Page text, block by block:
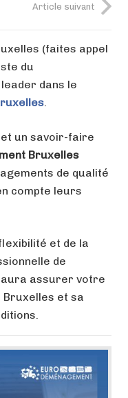
Article suivant
(faites appel
du
dans le
.
un savoir-faire
Bruxelles
de qualité
compte leurs
et de la
de
assurer votre
Bruxelles et sa